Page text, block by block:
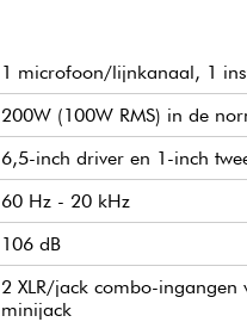
1 microfoon/lijnkanaal, 1
200W (100W RMS) in de
6,5-inch driver en 1-inch
60 Hz - 20 kHz
106 dB
2 XLR/jack combo-
minijack